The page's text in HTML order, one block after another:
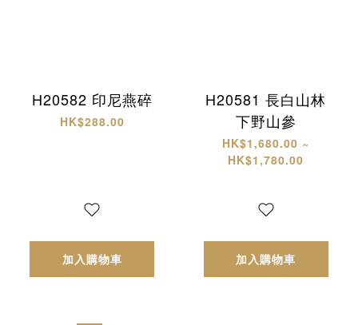
H20582 印尼燕碎
HK$288.00
加入購物車
H20581 長白山林
下野山參
HK$1,680.00 ~
HK$1,780.00
加入購物車